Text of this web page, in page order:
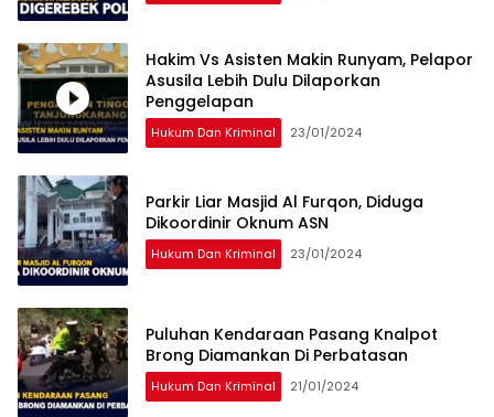
Hakim Vs Asisten Makin Runyam, Pelapor
Asusila Lebih Dulu Dilaporkan
Penggelapan
Hukum Dan Kriminal 23/01/2024
Parkir Liar Masjid Al Furqon, Diduga
Dikoordinir Oknum ASN
Hukum Dan Kriminal 23/01/2024
Puluhan Kendaraan Pasang Knalpot
Brong Diamankan Di Perbatasan
Hukum Dan Kriminal 21/01/2024